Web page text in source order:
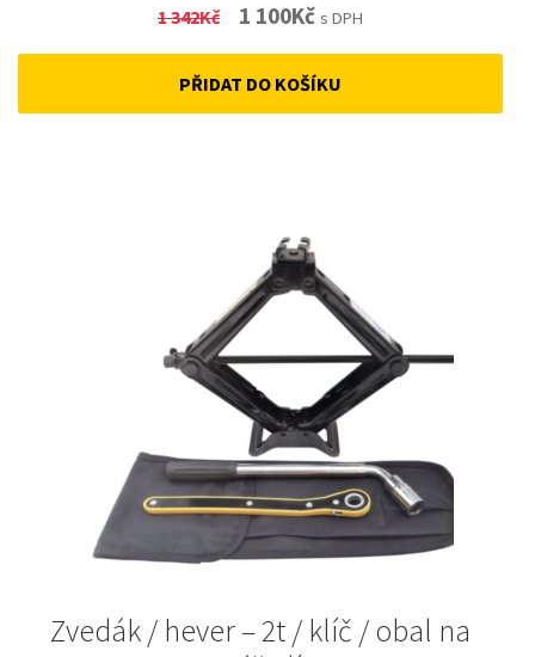
1 342Kč
Original
price
was:
1 100KčCurrent
price
is:
s DPH
PŘIDAT DO KOŠÍKU
Zvedák / hever – 2t / klíč / obal na